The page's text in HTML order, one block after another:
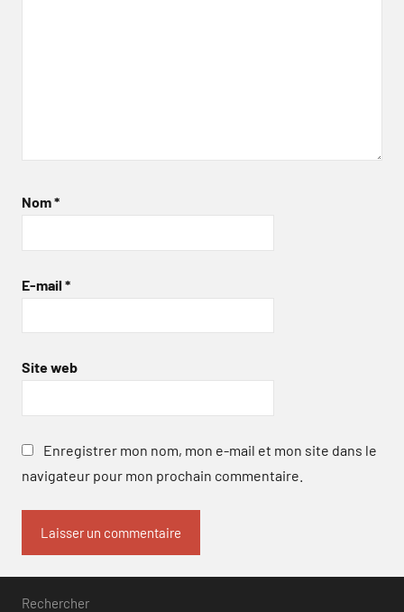
Nom*
E-mail *
Site web
Enregistrer mon nom, mon e-mail et mon site dans le
navigateur pour mon prochain commentaire.
Rechercher